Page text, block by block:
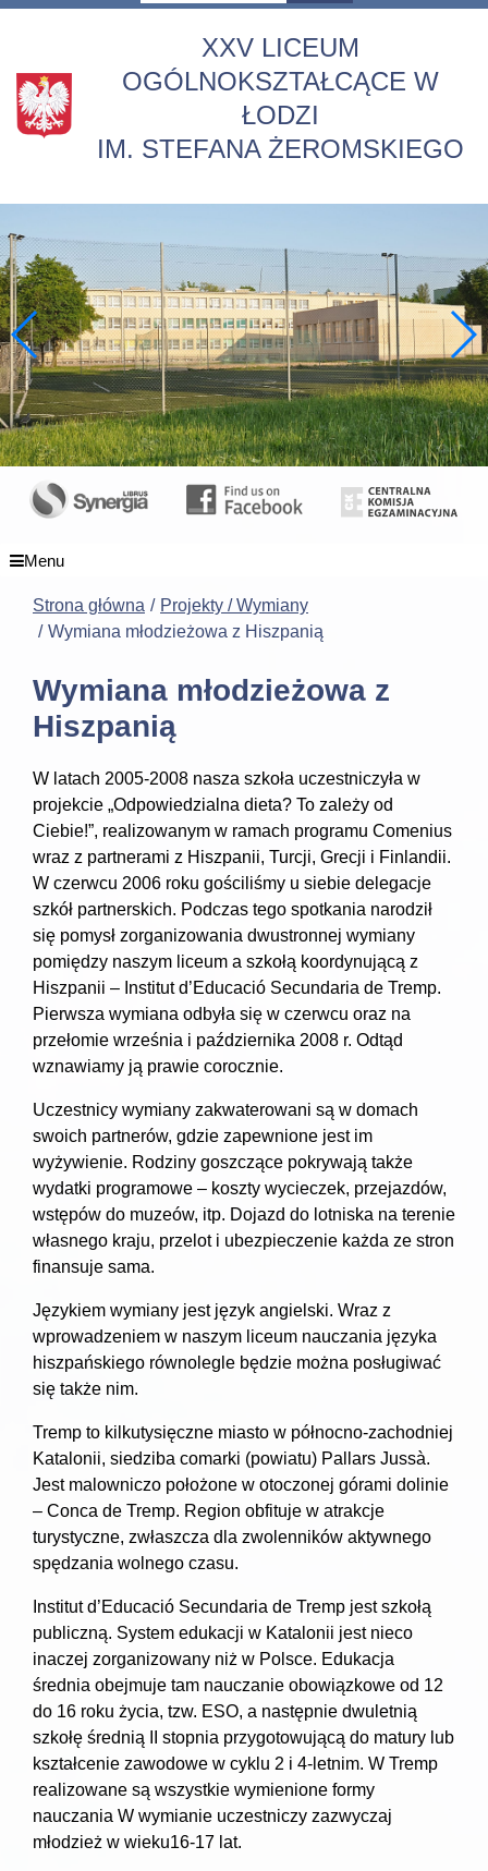
XXV LICEUM
OGÓLNOKSZTAŁCĄCE W
ŁODZI
IM. STEFANA ŻEROMSKIEGO
Menu
Strona główna
Projekty / Wymiany
Wymiana młodzieżowa z Hiszpanią
Wymiana młodzieżowa z
Hiszpanią
W latach 2005-2008 nasza szkoła uczestniczyła w
projekcie „Odpowiedzialna dieta? To zależy od
Ciebie!”, realizowanym w ramach programu Comenius
wraz z partnerami z Hiszpanii, Turcji, Grecji i Finlandii.
W czerwcu 2006 roku gościliśmy u siebie delegacje
szkół partnerskich. Podczas tego spotkania narodził
się pomysł zorganizowania dwustronnej wymiany
pomiędzy naszym liceum a szkołą koordynującą z
Hiszpanii – Institut d’Educació Secundaria de Tremp.
Pierwsza wymiana odbyła się w czerwcu oraz na
przełomie września i października 2008 r. Odtąd
wznawiamy ją prawie corocznie.
Uczestnicy wymiany zakwaterowani są w domach
swoich partnerów, gdzie zapewnione jest im
wyżywienie. Rodziny goszczące pokrywają także
wydatki programowe – koszty wycieczek, przejazdów,
wstępów do muzeów, itp. Dojazd do lotniska na terenie
własnego kraju, przelot i ubezpieczenie każda ze stron
finansuje sama.
Językiem wymiany jest język angielski. Wraz z
wprowadzeniem w naszym liceum nauczania języka
hiszpańskiego równolegle będzie można posługiwać
się także nim.
Tremp to kilkutysięczne miasto w północno-zachodniej
Katalonii, siedziba comarki (powiatu) Pallars Jussà.
Jest malowniczo położone w otoczonej górami dolinie
– Conca de Tremp. Region obfituje w atrakcje
turystyczne, zwłaszcza dla zwolenników aktywnego
spędzania wolnego czasu.
Institut d’Educació Secundaria de Tremp jest szkołą
publiczną. System edukacji w Katalonii jest nieco
inaczej zorganizowany niż w Polsce. Edukacja
średnia obejmuje tam nauczanie obowiązkowe od 12
do 16 roku życia, tzw. ESO, a następnie dwuletnią
szkołę średnią II stopnia przygotowującą do matury lub
kształcenie zawodowe w cyklu 2 i 4-letnim. W Tremp
realizowane są wszystkie wymienione formy
nauczania W wymianie uczestniczy zazwyczaj
młodzież w wieku16-17 lat.